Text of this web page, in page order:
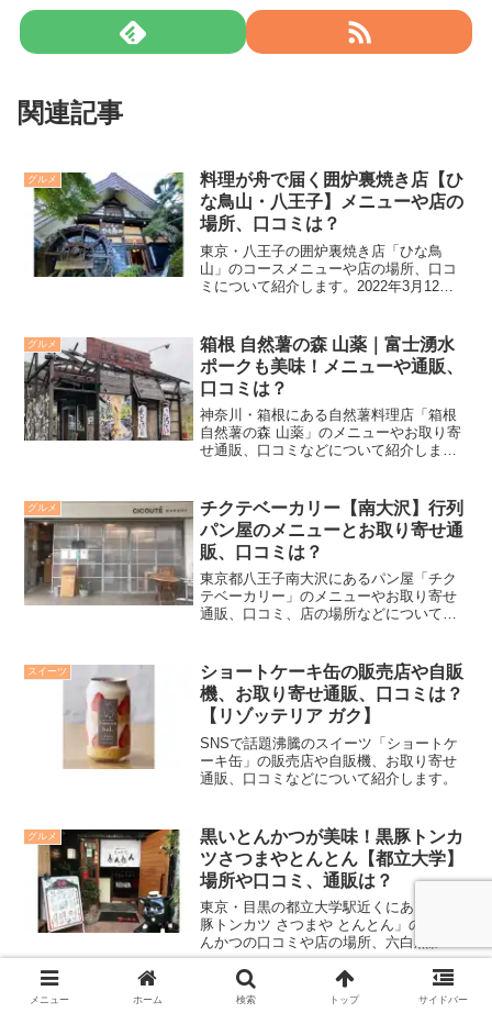
関連記事
グルメ
料理が舟で届く囲炉裏焼き店【ひ
な鳥山・八王子】メニューや店の
場所、口コミは？
東京・八王子の囲炉裏焼き店「ひな鳥
山」のコースメニューや店の場所、口コ
ミについて紹介します。2022年3月12日
グルメ
箱根 自然薯の森 山薬｜富士湧水
ポークも美味！メニューや通販、
口コミは？
神奈川・箱根にある自然薯料理店「箱根
自然薯の森 山薬」のメニューやお取り寄
せ通販、口コミなどについて紹介しま
グルメ
チクテベーカリー【南大沢】行列
パン屋のメニューとお取り寄せ通
販、口コミは？
東京都八王子南大沢にあるパン屋「チク
テベーカリー」のメニューやお取り寄せ
通販、口コミ、店の場所などについて紹
スイーツ
ショートケーキ缶の販売店や自販
機、お取り寄せ通販、口コミは？
【リゾッテリア ガク】
SNSで話題沸騰のスイーツ「ショートケ
ーキ缶」の販売店や自販機、お取り寄せ
通販、口コミなどについて紹介します。
グルメ
黒いとんかつが美味！黒豚トンカ
ツさつまやとんとん【都立大学】
場所や口コミ、通販は？
東京・目黒の都立大学駅近くにある「黒
豚トンカツ さつまや とんとん」の黒いと
んかつの口コミや店の場所、六白黒豚の
お取り寄せ通販などについて紹介しま
メニュー ホーム 検索 トップ サイドバー